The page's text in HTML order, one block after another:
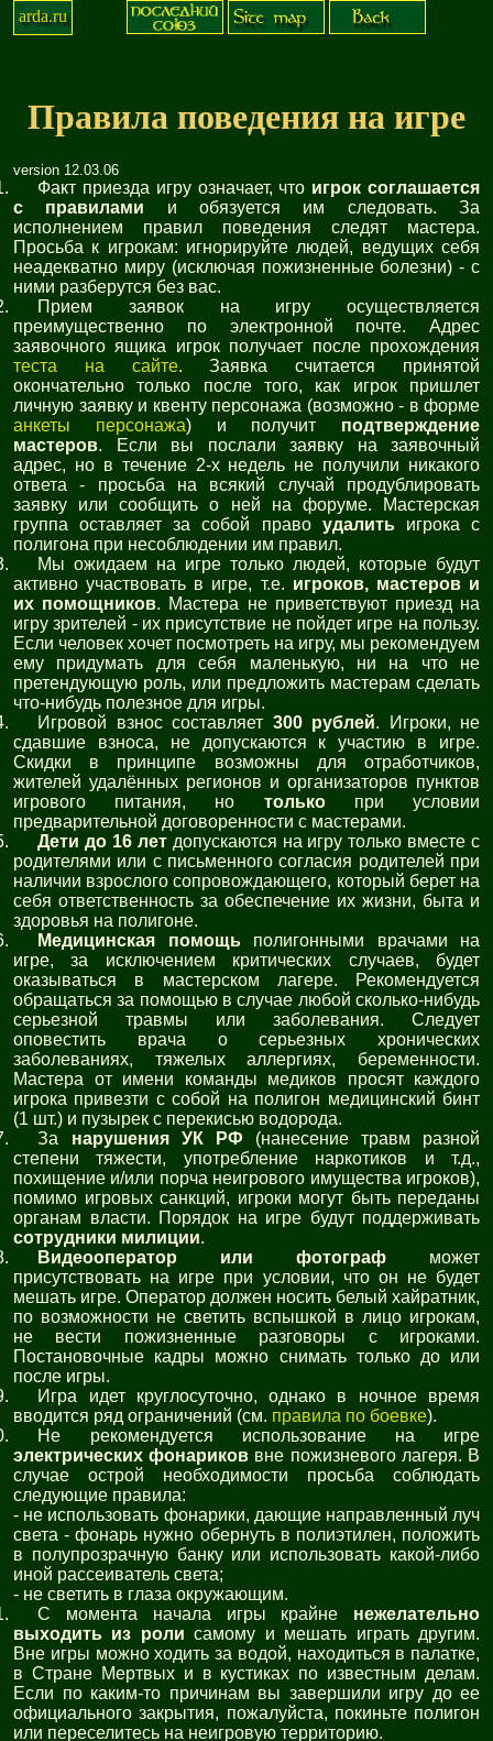
arda.ru
Правила поведения на игре
version 12.03.06
Факт приезда игру означает, что игрок соглашается
с правилами и обязуется им следовать. За
исполнением правил поведения следят мастера.
Просьба к игрокам: игнорируйте людей, ведущих себя
неадекватно миру (исключая пожизненные болезни) - с
ними разберутся без вас.
Прием заявок на игру осуществляется
преимущественно по электронной почте. Адрес
заявочного ящика игрок получает после прохождения
теста на сайте. Заявка считается принятой
окончательно только после того, как игрок пришлет
личную заявку и квенту персонажа (возможно - в форме
анкеты персонажа) и получит подтверждение
мастеров. Если вы послали заявку на заявочный
адрес, но в течение 2-х недель не получили никакого
ответа - просьба на всякий случай продублировать
заявку или сообщить о ней на форуме. Мастерская
группа оставляет за собой право удалитьигрока с
полигона при несоблюдении им правил.
Мы ожидаем на игре только людей, которые будут
активно участвовать в игре, т.е. игроков, мастеров и
их помощников. Мастера не приветствуют приезд на
игру зрителей - их присутствие не пойдет игре на пользу.
Если человек хочет посмотреть на игру, мы рекомендуем
ему придумать для себя маленькую, ни на что не
претендующую роль, или предложить мастерам сделать
что-нибудь полезное для игры.
Игровой взнос составляет 300 рублей. Игроки, не
сдавшие взноса, не допускаются к участию в игре.
Скидки в принципе возможны для отработчиков,
жителей удалённых регионов и организаторов пунктов
игрового питания, но толькопри условии
предварительной договоренности с мастерами.
Дети до 16 летдопускаются на игру только вместе с
родителями или с письменного согласия родителей при
наличии взрослого сопровождающего, который берет на
себя ответственность за обеспечение их жизни, быта и
здоровья на полигоне.
Медицинская помощьполигонными врачами на
игре, за исключением критических случаев, будет
оказываться в мастерском лагере. Рекомендуется
обращаться за помощью в случае любой сколько-нибудь
серьезной травмы или заболевания. Следует
оповестить врача о серьезных хронических
заболеваниях, тяжелых аллергиях, беременности.
Мастера от имени команды медиков просят каждого
игрока привезти с собой на полигон медицинский бинт
(1 шт.) и пузырек с перекисью водорода.
За нарушения УК РФ (нанесение травм разной
степени тяжести, употребление наркотиков и т.д.,
похищение и/или порча неигрового имущества игроков),
помимо игровых санкций, игроки могут быть переданы
органам власти. Порядок на игре будут поддерживать
сотрудники милиции.
Видеооператор или фотограф может
присутствовать на игре при условии, что он не будет
мешать игре. Оператор должен носить белый хайратник,
по возможности не светить вспышкой в лицо игрокам,
не вести пожизненные разговоры с игроками.
Постановочные кадры можно снимать только до или
после игры.
Игра идет круглосуточно, однако в ночное время
вводится ряд ограничений (см. правила по боевке).
Не рекомендуется использование на игре
электрических фонариков вне пожизневого лагеря. В
случае острой необходимости просьба соблюдать
следующие правила:
- не использовать фонарики, дающие направленный луч
света - фонарь нужно обернуть в полиэтилен, положить
в полупрозрачную банку или использовать какой-либо
иной рассеиватель света;
- не светить в глаза окружающим.
С момента начала игры крайне нежелательно
выходить из роли самому и мешать играть другим.
Вне игры можно ходить за водой, находиться в палатке,
в Стране Мертвых и в кустиках по известным делам.
Если по каким-то причинам вы завершили игру до ее
официального закрытия, пожалуйста, покиньте полигон
или переселитесь на неигровую территорию.